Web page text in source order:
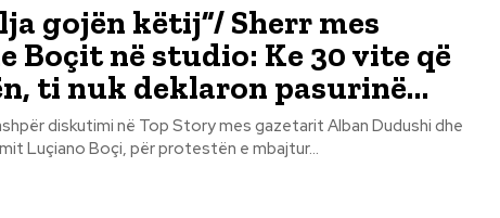
gojën këtij”/ Sherr mes
Boçit në studio: Ke 30 vite që
ti nuk deklaron pasurinë…
diskutimi në Top Story mes gazetarit Alban Dudushi dhe
Luçiano Boçi, për protestën e mbajtur...